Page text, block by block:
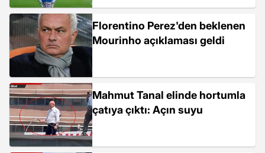
Florentino Perez'den beklenen
Mourinho açıklaması geldi
Mahmut Tanal elinde hortumla
çatıya çıktı: Açın suyu